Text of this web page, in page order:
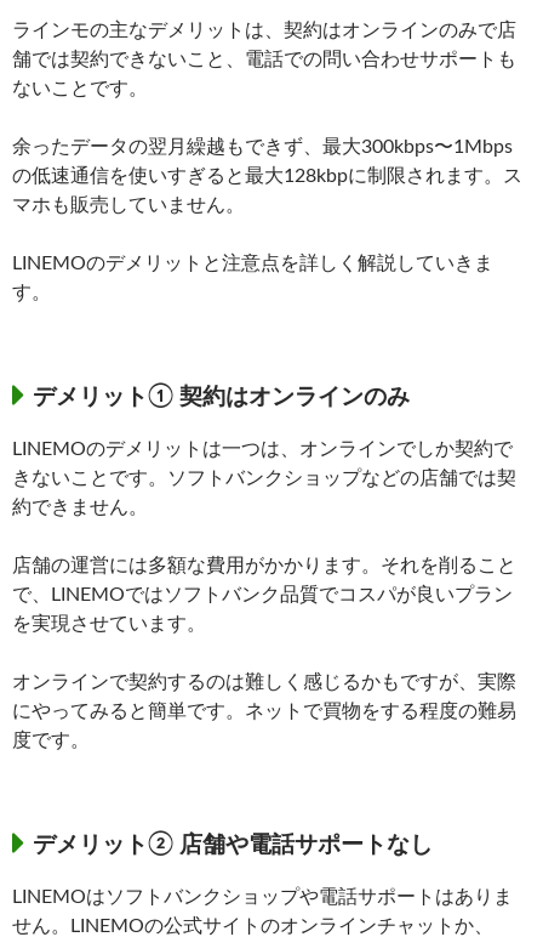
ラインモの主なデメリットは、契約はオンラインのみで店
舗では契約できないこと、電話での問い合わせサポートも
ないことです。
余ったデータの翌月繰越もできず、最大300kbps〜1Mbps
の低速通信を使いすぎると最大128kbpに制限されます。ス
マホも販売していません。
LINEMOのデメリットと注意点を詳しく解説していきま
す。
デメリット① 契約はオンラインのみ
LINEMOのデメリットは一つは、オンラインでしか契約で
きないことです。ソフトバンクショップなどの店舗では契
約できません。
店舗の運営には多額な費用がかかります。それを削ること
で、LINEMOではソフトバンク品質でコスパが良いプラン
を実現させています。
オンラインで契約するのは難しく感じるかもですが、実際
にやってみると簡単です。ネットで買物をする程度の難易
度です。
デメリット② 店舗や電話サポートなし
LINEMOはソフトバンクショップや電話サポートはありま
せん。LINEMOの公式サイトのオンラインチャットか、